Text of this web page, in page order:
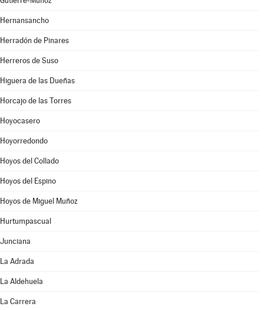
Hernansancho
Herradón de Pinares
Herreros de Suso
Higuera de las Dueñas
Horcajo de las Torres
Hoyocasero
Hoyorredondo
Hoyos del Collado
Hoyos del Espino
Hoyos de Miguel Muñoz
Hurtumpascual
Junciana
La Adrada
La Aldehuela
La Carrera